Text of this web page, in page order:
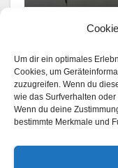
Um dir ein optimales
Cookies, um
zuzugreifen. Wenn du
wie das Surfverhalten
Wenn du deine
bestimmte Merkmale und
FIRST LOOKS
ICM - 35724 -